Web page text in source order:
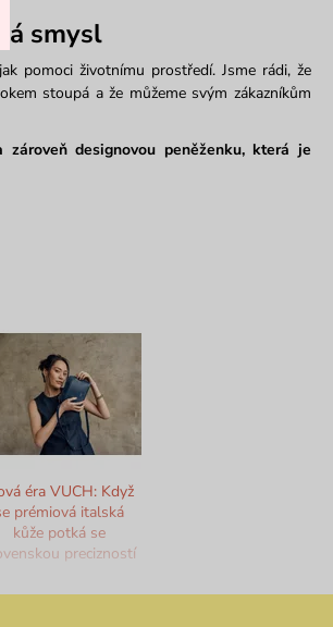
smysl
pomoci životnímu prostředí. Jsme rádi, že
stoupá a že můžeme svým zákazníkům
designovou peněženku, která je
éra VUCH: Když
prémiová italská
kůže potká se
precizností